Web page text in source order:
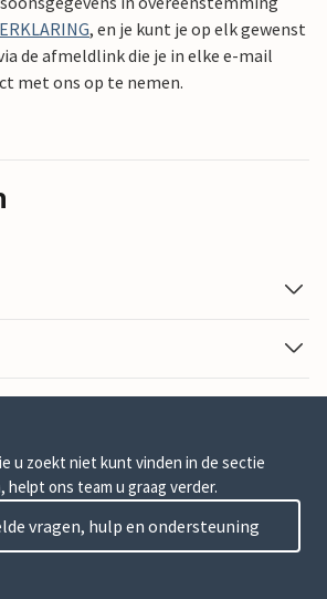
, en je kunt je op elk gewenst
de afmeldlink die je in elke e-mail
met ons op te nemen.
u zoekt niet kunt vinden in de sectie
helpt ons team u graag verder.
vragen, hulp en ondersteuning